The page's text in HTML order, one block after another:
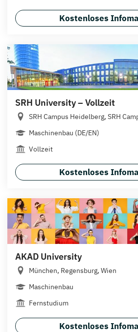
Kostenloses
SRH University – Vollzeit
SRH Campus Heidelberg, SRH
Maschinenbau (DE/EN)
Vollzeit
Kostenloses
AKAD University
München, Regensburg, Wien
Maschinenbau
Fernstudium
Kostenloses